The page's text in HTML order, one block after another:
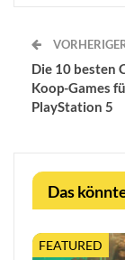
Die 10 besten
Koop-Games
PlayStation 5
Das
FEATURED